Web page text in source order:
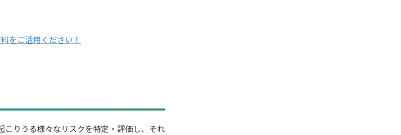
をご活用ください！
りうる様々なリスクを特定・評価し、それ